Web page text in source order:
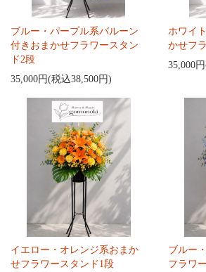
ブルー・パープル系バルーン
付きおまかせフラワースタン
ド2段
35,000円(税込38,500円)
ホワイ
かせフ
35,000
イエロー・オレンジ系おまか
せフラワースタンド1段
ブルー
フラワ